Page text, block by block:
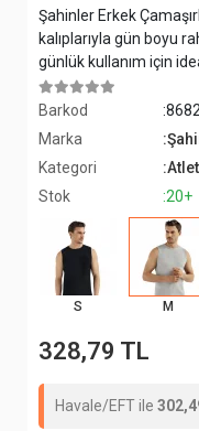
Şahinler Erkek
kalıplarıyla gün boyu
günlük kullanım için
Barkod
Marka
Kategori
:Atlet
Stok
:20+
S M
328,79 TL
Havale/EFT ile